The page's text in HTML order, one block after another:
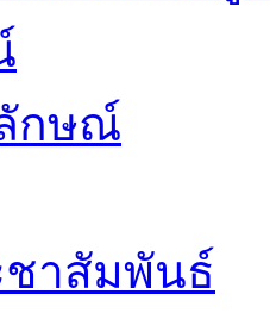
กษณ์
าสัมพันธ์